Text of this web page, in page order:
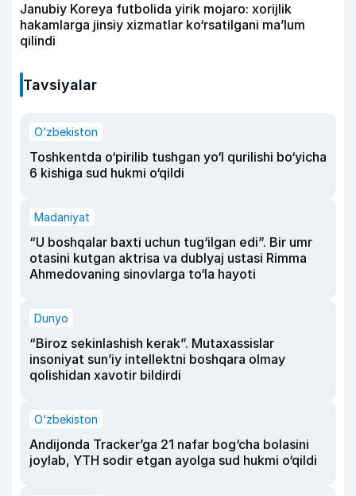
Janubiy Koreya futbolida yirik mojaro: xorijlik
hakamlarga jinsiy xizmatlar ko‘rsatilgani ma’lum
qilindi
Tavsiyalar
O‘zbekiston
Toshkentda o‘pirilib tushgan yo‘l qurilishi bo‘yicha
6 kishiga sud hukmi o‘qildi
Madaniyat
“U boshqalar baxti uchun tug‘ilgan edi”. Bir umr
otasini kutgan aktrisa va dublyaj ustasi Rimma
Ahmedovaning sinovlarga to‘la hayoti
Dunyo
“Biroz sekinlashish kerak”. Mutaxassislar
insoniyat sun’iy intellektni boshqara olmay
qolishidan xavotir bildirdi
O‘zbekiston
Andijonda Tracker’ga 21 nafar bog‘cha bolasini
joylab, YTH sodir etgan ayolga sud hukmi o‘qildi